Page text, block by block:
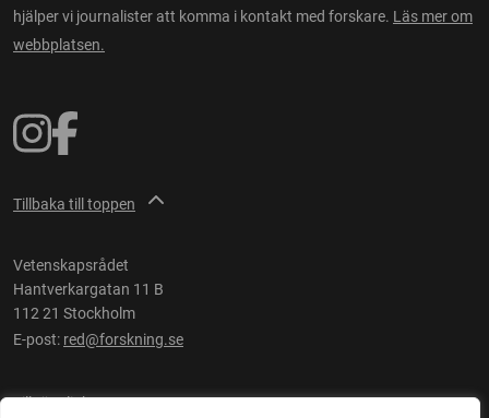
hjälper vi journalister att komma i kontakt med forskare. Läs mer om
webbplatsen.
Tillbaka till toppen
Vetenskapsrådet
Hantverkargatan 11 B
112 21 Stockholm
E-post: red@forskning.se
Tillgänglighet